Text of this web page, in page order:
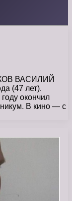
ВАСИЛИЙ
(47 лет).
окончил
В кино — с